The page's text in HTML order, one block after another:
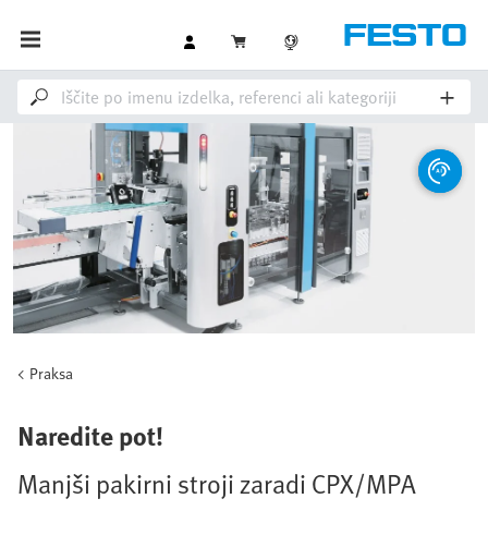
Praksa
Naredite pot!
Manjši pakirni stroji zaradi CPX/MPA